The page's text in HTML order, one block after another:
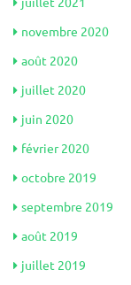
novembre 2020
août 2020
juillet 2020
juin 2020
février 2020
octobre 2019
septembre 2019
août 2019
juillet 2019